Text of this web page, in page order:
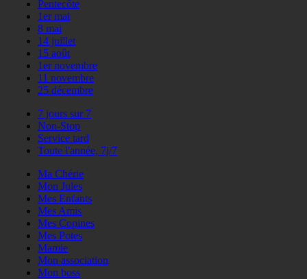
Pentecôte
1er mai
8 mai
14 juillet
15 août
1er novembre
11 novembre
25 décembre
7 jours sur 7
Non-Stop
Service tard
Toute l'année, 7j/7
Ma Chérie
Mon Jules
Mes Enfants
Mes Amis
Mes Copines
Mes Potes
Mamie
Mon association
Mon boss